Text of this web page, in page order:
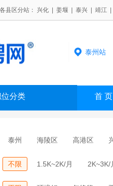
县区分站： 兴化 姜堰 泰兴 靖江
泰州站
分类 首 页
泰州 海陵区 高港区
不限 1.5K~2K/月 2K~3K/